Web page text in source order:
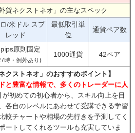
貨ネクストネオ」の主なスペック
/米ドル スプ
レッド
最低取引単
位
通貨ペア数
原則固定
時・例外あり)
1000通貨 42ペア
クストネオ」のおすすめポイント】
と豊富な情報で、多くのトレーダーに人
が初めての初心者から、スキル向上を目
各自のレベルにあわせて受講できる学習
較チャートや相場の先行きを予測してく
ートしてくれるツールも充実していま